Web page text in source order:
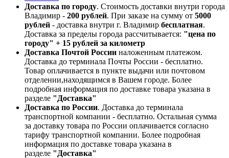
Доставка по городу. Стоимость доставки внутри города
Владимир - 200 рублей. При заказе на сумму от 5000
рублей - доставка внутри г. Владимир бесплатная.
Доставка за пределы города рассчитывается: "цена по
городу" + 15 рублей за километр
Доставка Почтой России наложенным платежом.
Доставка до терминала Почты России - бесплатно.
Товар оплачивается в пункте выдачи или почтовом
отделении,находящимся в Вашем городе. Более
подробная информация по доставке товара указана в
разделе "Доставка"
Доставка по России. Доставка до терминала
транспортной компании - бесплатно. Остальная сумма
за доставку товара по России оплачивается согласно
тарифу транспортной компании. Более подробная
информация по доставке товара указана в
разделе "Доставка"